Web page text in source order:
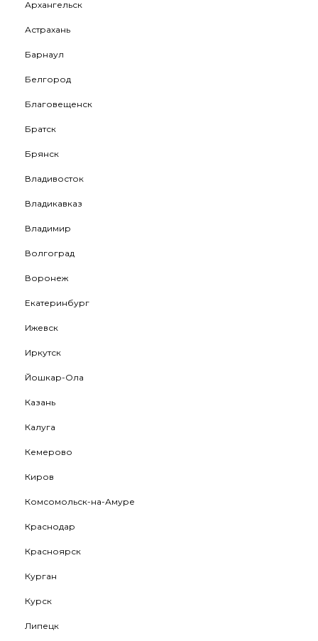
Архангельск
Астрахань
Барнаул
Белгород
Благовещенск
Братск
Брянск
Владивосток
Владикавказ
Владимир
Волгоград
Воронеж
Екатеринбург
Ижевск
Иркутск
Йошкар-Ола
Казань
Калуга
Кемерово
Киров
Комсомольск-на-Амуре
Краснодар
Красноярск
Курган
Курск
Липецк